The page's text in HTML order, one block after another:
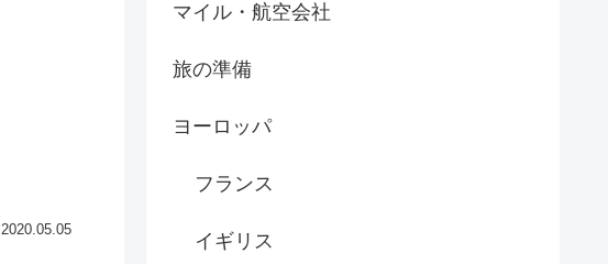
2020.05.05
マイル・航空会社
旅の準備
ヨーロッパ
フランス
イギリス